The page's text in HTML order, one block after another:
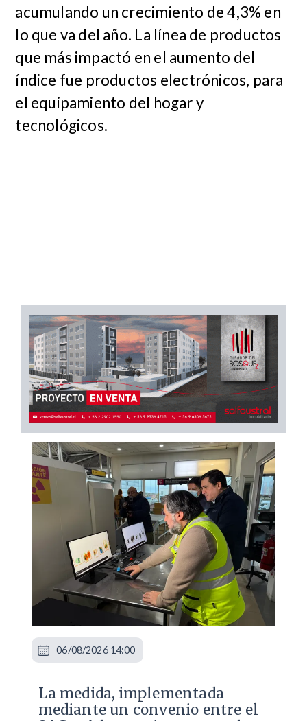
acumulando un crecimiento de 4,3% en
lo que va del año. La línea de productos
que más impactó en el aumento del
índice fue productos electrónicos, para
el equipamiento del hogar y
tecnológicos.
La medida, implementada
mediante un convenio entre el
06/08/2026 14:00